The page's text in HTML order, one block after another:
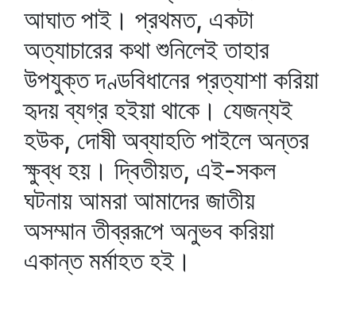
আঘাত পাই। প্রথমত, একটা
অত্যাচারের কথা শুনিলেই তাহার
উপযুক্ত দণ্ডবিধানের প্রত্যাশা করিয়া
হৃদয় ব্যগ্র হইয়া থাকে। যেজন্যই
হউক, দোষী অব্যাহতি পাইলে অন্তর
ক্ষুব্ধ হয়। দ্বিতীয়ত, এই-সকল
ঘটনায় আমরা আমাদের জাতীয়
অসম্মান তীব্ররূপে অনুভব করিয়া
একান্ত মর্মাহত হই।